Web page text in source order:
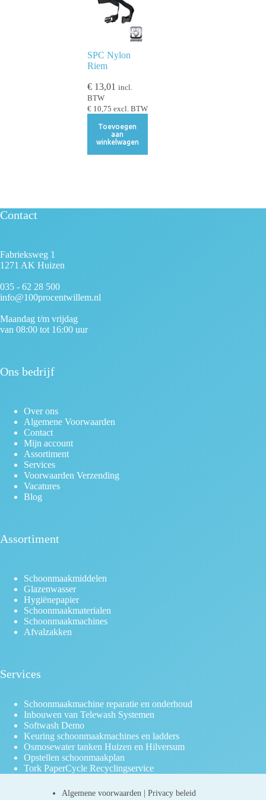
SPC Nylon
Riem
€13,01 incl.
BTW
€10,75 excl. BTW
Toevoegen
aan
winkelwagen
Contact
Fabrieksweg 1
1271 AK Huizen
035 - 62 28 500
info@100procentwillem.nl
Maandag t/m vrijdag
van 08:00 tot 16:00 uur
Ons bedrijf
Over ons
Algemene Voorwaarden
Contact
Mijn account
Assortiment
Services
Voorwaarden Verzending
Vacatures
Blog
Assortiment
Schoonmaakmiddelen
Glazenwasser
Hygiënepapier
Schoonmaakmaterialen
Schoonmaakmachines
Afvalzakken
Services
Schoonmaakmachine reparatie en onderhoud
Inbouwen van Telewash Systemen
Softwash Demo
Keuring schoonmaakmachines en ladders
Osmosewater tanken Huizen en Hilversum
Opstellen schoonmaakplan
Tork PaperCycle Recyclingservice
Algemene voorwaarden |Privacy beleid